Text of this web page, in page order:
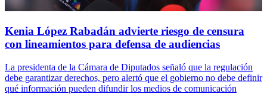
Kenia López Rabadán advierte riesgo de censura
con lineamientos para defensa de audiencias
La presidenta de la Cámara de Diputados señaló que la regulación
debe garantizar derechos, pero alertó que el gobierno no debe definir
qué información pueden difundir los medios de comunicación